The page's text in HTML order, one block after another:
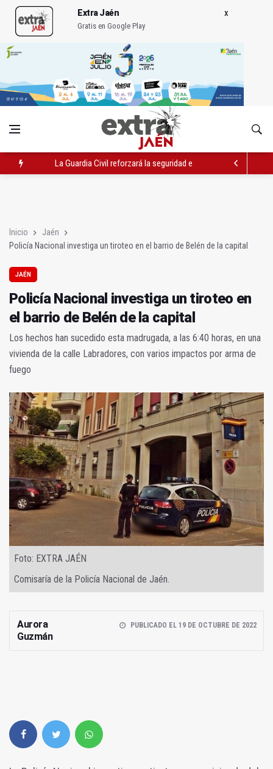
Extra Jaén
Gratis en Google Play
La Guardia Civil reforzará la seguridad el 12 de agosto por el
Inicio
Jaén
Policía Nacional investiga un tiroteo en el barrio de Belén de la capital
JAÉN
Policía Nacional investiga un tiroteo en
el barrio de Belén de la capital
Los hechos han sucedido esta madrugada, a las 6:40 horas, en una
vivienda de la calle Labradores, con varios impactos por arma de
fuego
Foto: EXTRA JAÉN
Comisaría de la Policía Nacional de Jaén.
Aurora
Guzmán
PUBLICADO EL 19 DE OCTUBRE DE 2022